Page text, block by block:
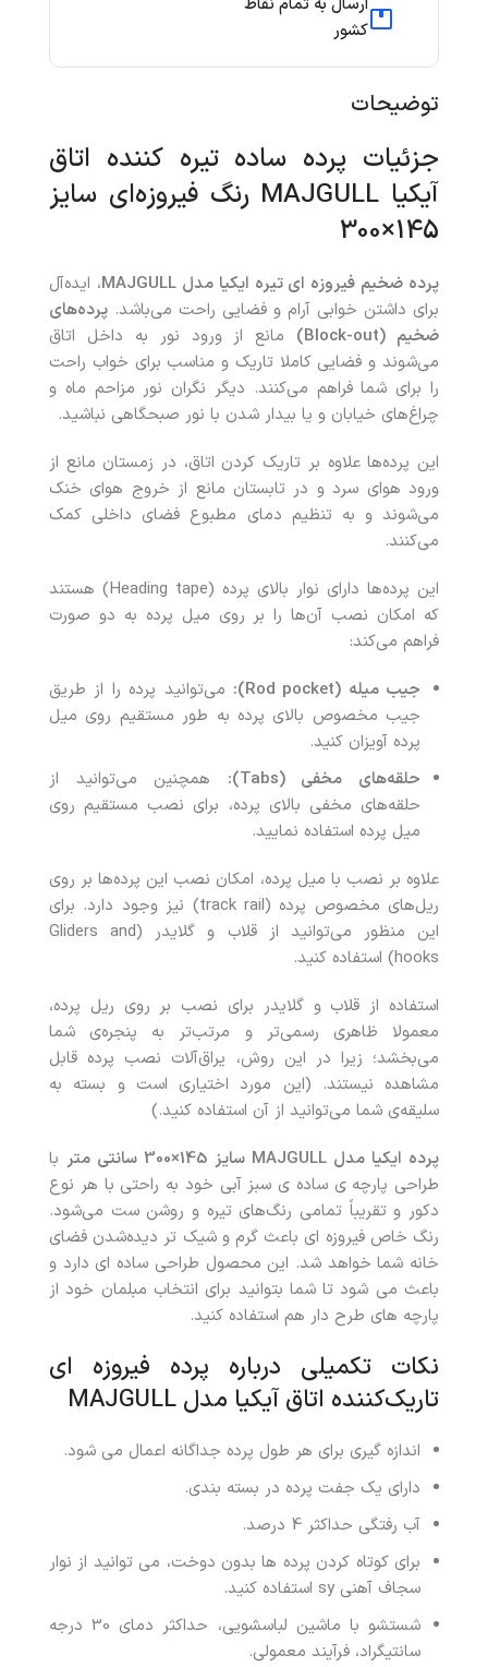
کشور
توضیحات
جزئیات پرده ساده تیره کننده اتاق
آیکیا MAJGULL رنگ فیروزه‌ای سایز
145×300
پرده ضخیم فیروزه ای تیره ایکیا مدل MAJGULL
، ایده‌آل
برای داشتن خوابی آرام و فضایی راحت می‌باشد. پرده‌های
ضخیم (Block-out)
مانع از ورود نور به داخل اتاق
می‌شوند و فضایی کاملا تاریک و مناسب برای خواب راحت
را برای شما فراهم می‌کنند. دیگر نگران نور مزاحم ماه و
چراغ‌های خیابان و یا بیدار شدن با نور صبحگاهی نباشید.
این پرده‌ها علاوه بر تاریک کردن اتاق، در زمستان مانع از
ورود هوای سرد و در تابستان مانع از خروج هوای خنک
می‌شوند و به تنظیم دمای مطبوع فضای داخلی کمک
می‌کنند.
این پرده‌ها دارای نوار بالای پرده (Heading tape) هستند
که امکان نصب آن‌ها را بر روی میل پرده به دو صورت
فراهم می‌کند:
جیب میله (Rod pocket):
می‌توانید پرده را از طریق
جیب مخصوص بالای پرده به طور مستقیم روی میل
پرده آویزان کنید.
حلقه‌های مخفی (Tabs):
همچنین می‌توانید از
حلقه‌های مخفی بالای پرده، برای نصب مستقیم روی
میل پرده استفاده نمایید.
علاوه بر نصب با میل پرده، امکان نصب این پرده‌ها بر روی
ریل‌های مخصوص پرده (track rail) نیز وجود دارد. برای
این منظور می‌توانید از قلاب و گلایدر (Gliders and
hooks) استفاده کنید.
استفاده از قلاب و گلایدر برای نصب بر روی ریل پرده،
معمولا ظاهری رسمی‌تر و مرتب‌تر به پنجره‌ی شما
می‌بخشد؛ زیرا در این روش، یراق‌آلات نصب پرده قابل
مشاهده نیستند. (این مورد اختیاری است و بسته به
سلیقه‌ی شما می‌توانید از آن استفاده کنید.)
پرده ایکیا مدل MAJGULL سایز 145×300 سانتی متر
با
طراحی پارچه ی ساده ی سبز آبی خود به‌ راحتی با هر نوع
دکور و تقریباً تمامی رنگ‌های تیره و روشن ست می‌شود.
رنگ خاص فیروزه ای باعث گرم و شیک تر دیده‌شدن فضای
خانه شما خواهد شد. این محصول طراحی ساده ای دارد و
باعث می شود تا شما بتوانید برای انتخاب مبلمان خود از
پارچه های طرح دار هم استفاده کنید.
نکات تکمیلی درباره پرده فیروزه ای
تاریک‌کننده اتاق آیکیا مدل MAJGULL
اندازه گیری برای هر طول پرده جداگانه اعمال می شود.
دارای یک جفت پرده در بسته بندی.
آب رفتگی حداکثر 4 درصد.
برای کوتاه کردن پرده ها بدون دوخت، می توانید از نوار
سجاف آهنی sy استفاده کنید.
شستشو با ماشین لباسشویی، حداکثر دمای 30 درجه
سانتیگراد، فرآیند معمولی.